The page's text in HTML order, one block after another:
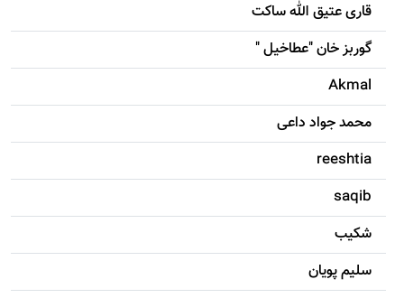
قاری عتیق الله ساکت
گوربز خان "عطاخیل "
Akmal
محمد جواد داعی
reeshtia
saqib
شکيب
سليم پویان